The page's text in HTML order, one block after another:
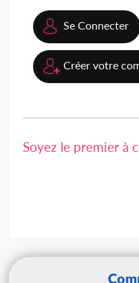
Se Connecter
Créer votre
Soyez le premier à